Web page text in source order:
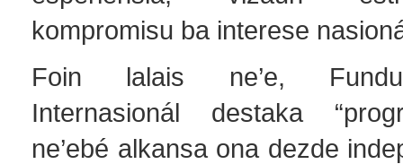
kompromisu ba interese
Foin lalais ne’e,
Internasionál destaka
ne’ebé alkansa ona dezde